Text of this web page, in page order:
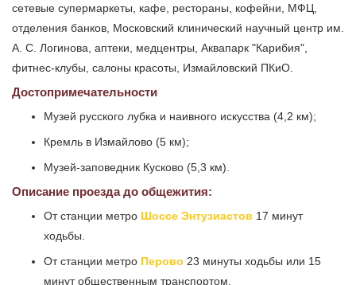
сетевые супермаркеты, кафе, рестораны, кофейни, МФЦ,
отделения банков, Московский клинический научный центр им.
А. С. Логинова, аптеки, медцентры, Аквапарк "Карибия",
фитнес-клубы, салоны красоты, Измайловский ПКиО.
Достопримечательности
Музей русского лубка и наивного искусства (4,2 км);
Кремль в Измайлово (5 км);
Музей-заповедник Кусково (5,3 км).
Описание проезда до общежития:
От станции метро Шоссе Энтузиастов 17 минут
ходьбы.
От станции метро Перово 23 минуты ходьбы или 15
минут общественным транспортом.